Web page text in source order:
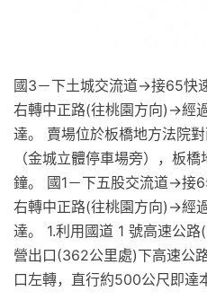
國3－下土城交流道→接65
右轉中正路(往桃園方向)→經
達。 賣場位於板橋地方法院
（金城立體停車場旁），板
鐘。 國1－下五股交流道→
右轉中正路(往桃園方向)→經
達。 1.利用國道 1 號高速公
營出口(362公里處)下高速公
口左轉，直行約500公尺即達